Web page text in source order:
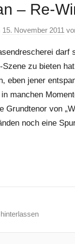
– Re-
15. November 2011
darf
zu bieten
eben jener
in manchen
Grundtenor von
noch eine